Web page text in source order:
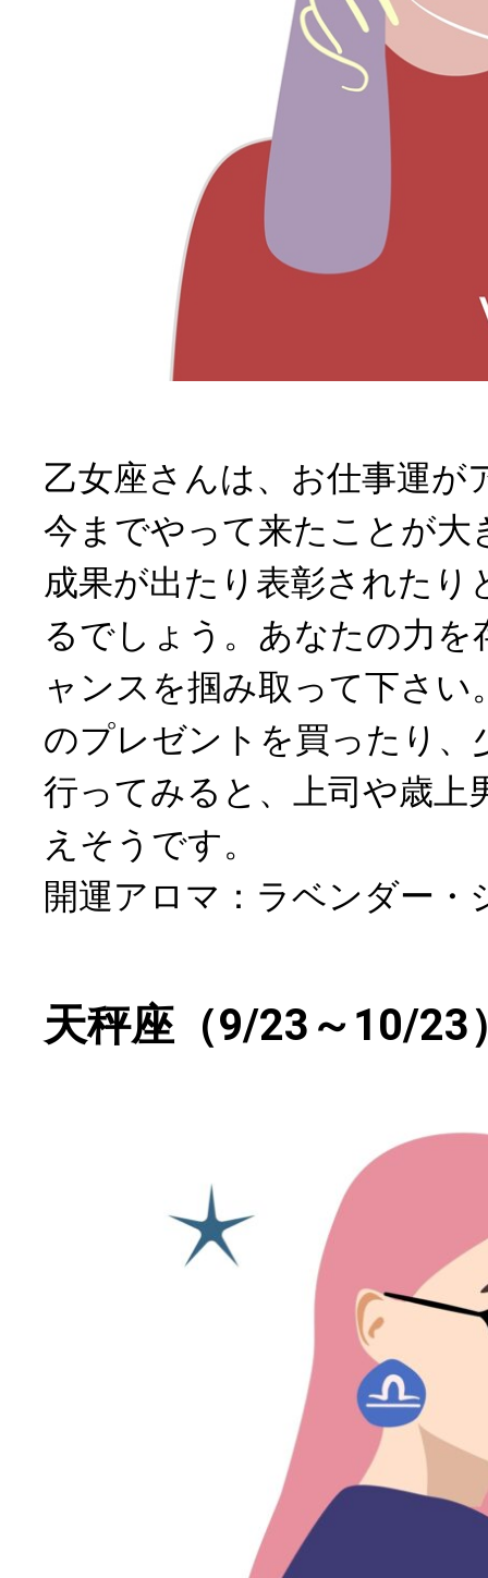
乙女座さんは、お仕事運が
今までやって来たことが大
成果が出たり表彰されたり
るでしょう。あなたの力を
ャンスを掴み取って下さい
のプレゼントを買ったり、
行ってみると、上司や歳上
えそうです。
開運アロマ：ラベンダー・
天秤座（9/23～10/23